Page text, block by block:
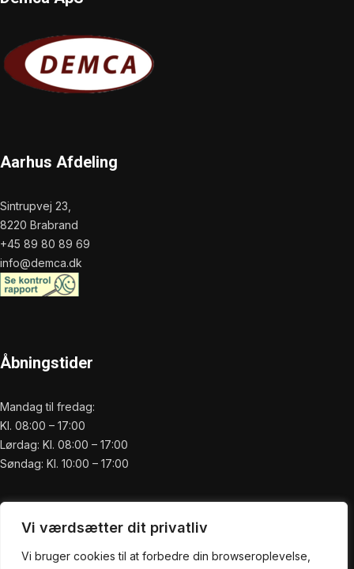
Vi værdsætter dit privatliv
Vi bruger cookies til at forbedre din browseroplevelse,
Aarhus Afdeling
Sintrupvej 23,
8220 Brabrand
+45 89 80 89 69
info@demca.dk
Åbningstider
Mandag til fredag:
Kl. 08:00 – 17:00
Lørdag: Kl. 08:00 – 17:00
Søndag: Kl. 10:00 – 17:00
Praktisk
Forside